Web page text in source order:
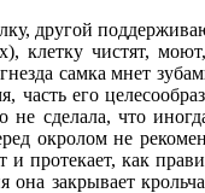
другой
клетку чистят,
самка мнет
его
не сделала, что
окролом не
как
закрывает